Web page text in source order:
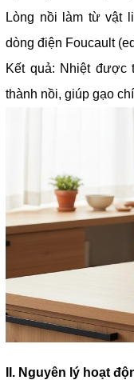
Lòng nồi làm từ vật
dòng điện Foucault
Kết quả: Nhiệt được
thành nồi, giúp gạo
II. Nguyên lý hoạt